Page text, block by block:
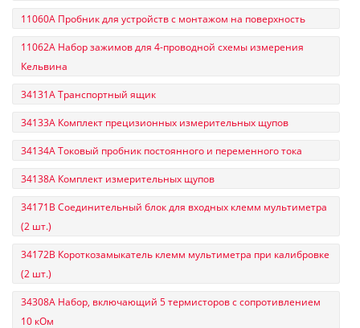
11060A Пробник для устройств с монтажом на поверхность
11062A Набор зажимов для 4-проводной схемы измерения
Кельвина
34131A Транспортный ящик
34133A Комплект прецизионных измерительных щупов
34134A Токовый пробник постоянного и переменного тока
34138A Комплект измерительных щупов
34171B Соединительный блок для входных клемм мультиметра
(2 шт.)
34172B Короткозамыкатель клемм мультиметра при калибровке
(2 шт.)
34308A Набор, включающий 5 термисторов с сопротивлением
10 кОм